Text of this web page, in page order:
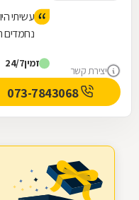
יצירת קשר
הכל נקי
זמין24/7
073-7843068